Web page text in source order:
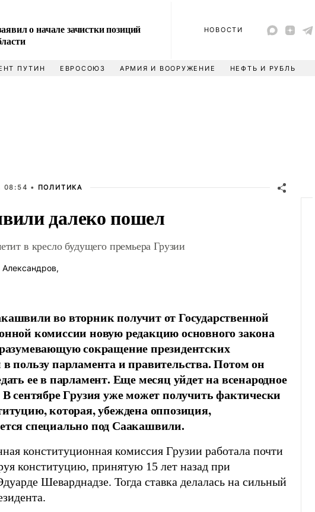
о начале зачистки позиций
НОВОСТИ
ПУТИН ЕВРОСОЮЗ АРМИЯ И ВООРУЖЕНИЕ НЕФТЬ И РУБЛЬ
08:54 • ПОЛИТИКА
далеко пошел
в кресло будущего премьера Грузии
во вторник получит от Государственной
комиссии новую редакцию основного закона
сокращение президентских
пользу парламента и правительства. Потом он
ее в парламент. Еще месяц уйдет на всенародное
сентябре Грузия уже может получить фактически
которая, убеждена оппозиция,
специально под Саакашвили.
конституционная комиссия Грузии работала почти
конституцию, принятую 15 лет назад при
Шеварднадзе. Тогда ставка делалась на сильный